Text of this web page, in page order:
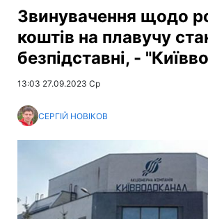
Звинувачення щодо
коштів на плавучу
безпідставні, -
13:03 27.09.2023 Ср
СЕРГІЙ НОВІКОВ